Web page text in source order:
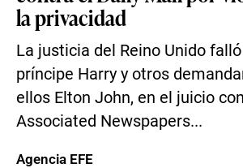
la privacidad
La justicia del Reino Unido
príncipe Harry y otros
ellos Elton John, en el juicio
Associated Newspapers...
Agencia EFE